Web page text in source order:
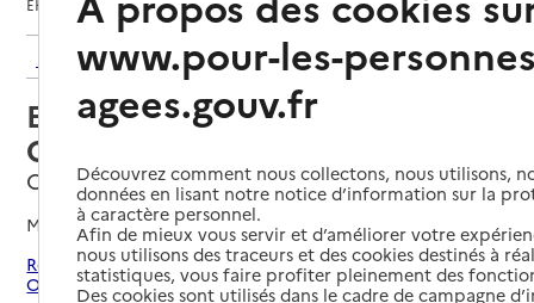
EHPAD Les pins de Cessenon-sur-Orb
Retour aux résultats de l'annuaire
EHPAD Les pins de Cessenon-sur-
Orb
Cessenon-sur-Orb, HERAULT
Mis à jour le08/09/2024
Rechercher les établissements autour de Cessenon-sur-
Orb
www.pour-les-
agees.gouv.fr
Découvrez comment nous collectons, nous utilisons,
données en lisant notre notice d’information sur la
à caractère personnel.
Afin de mieux vous servir et d’améliorer votre
nous utilisons des traceurs et des cookies destinés à
statistiques, vous faire profiter pleinement des
Des cookies sont utilisés dans le cadre de campagne